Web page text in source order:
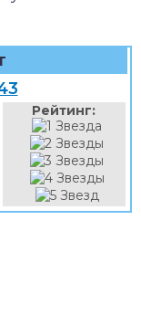
Рейтинг: